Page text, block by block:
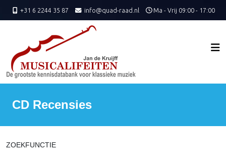
+31 6 2244 35 87 info@quad-raad.nl Ma - Vrij 09:00 - 17:00
CD Recensies
ZOEKFUNCTIE